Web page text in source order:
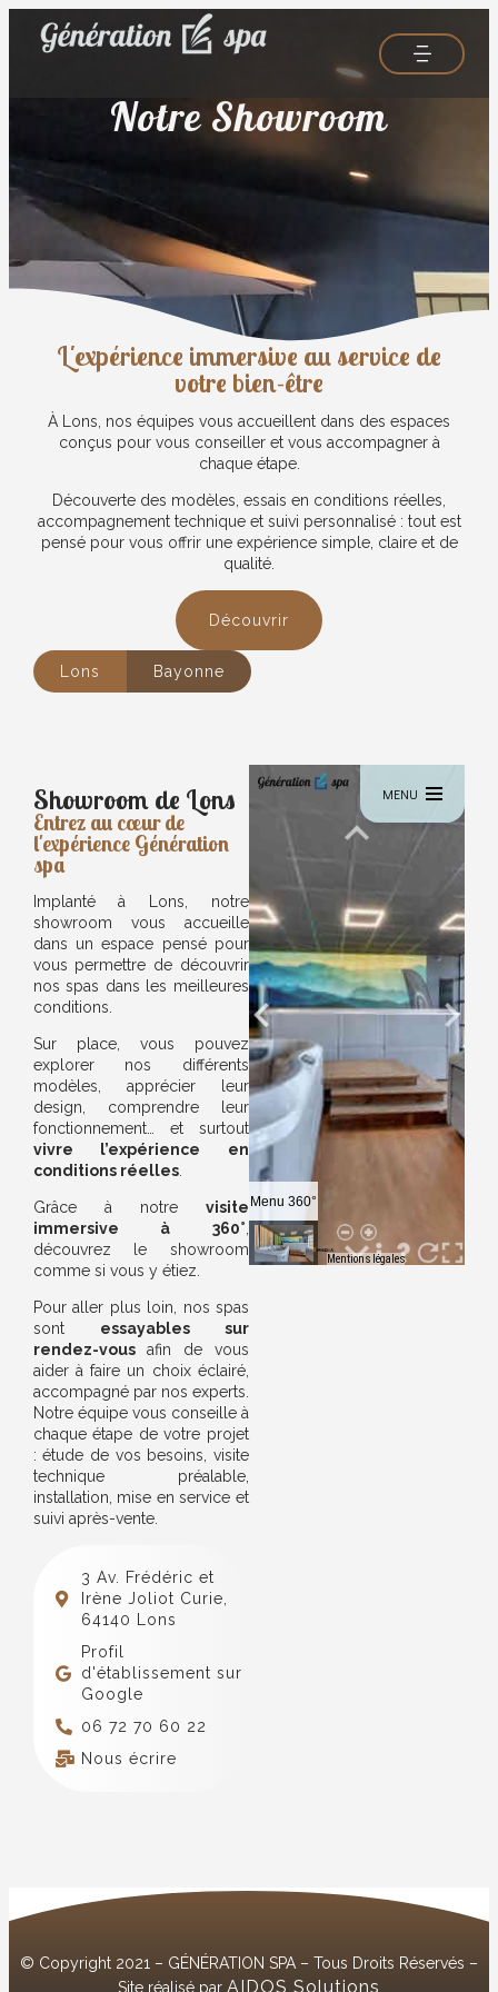
Notre Showroom
L'expérience immersive au service de
votre bien-être
À Lons, nos équipes vous accueillent dans des espaces
conçus pour vous conseiller et vous accompagner à
chaque étape.
Découverte des modèles, essais en conditions réelles,
accompagnement technique et suivi personnalisé : tout est
pensé pour vous offrir une expérience simple, claire et de
qualité.
Découvrir
Lons Bayonne
Showroom de Lons
Entrez au cœur de
l'expérience Génération
spa
Implanté à Lons, notre
showroom vous accueille
dans un espace pensé pour
vous permettre de découvrir
nos spas dans les meilleures
conditions.
Sur place, vous pouvez
explorer nos différents
modèles, apprécier leur
design, comprendre leur
fonctionnement… et surtout
vivre l’expérience en
conditions réelles.
Grâce à notre visite
immersive à 360°,
découvrez le showroom
comme si vous y étiez.
Pour aller plus loin, nos spas
sont essayables sur
rendez-vousafin de vous
aider à faire un choix éclairé,
accompagné par nos experts.
Notre équipe vous conseille à
chaque étape de votre projet
: étude de vos besoins, visite
technique préalable,
installation, mise en service et
suivi après-vente.
3 Av. Frédéric et
Irène Joliot Curie,
64140 Lons
Profil
d'établissement sur
Google
06 72 70 60 22
Nous écrire
© Copyright 2021 – GÉNÉRATION SPA – Tous Droits Réservés –
Site réalisé par AIDOS Solutions